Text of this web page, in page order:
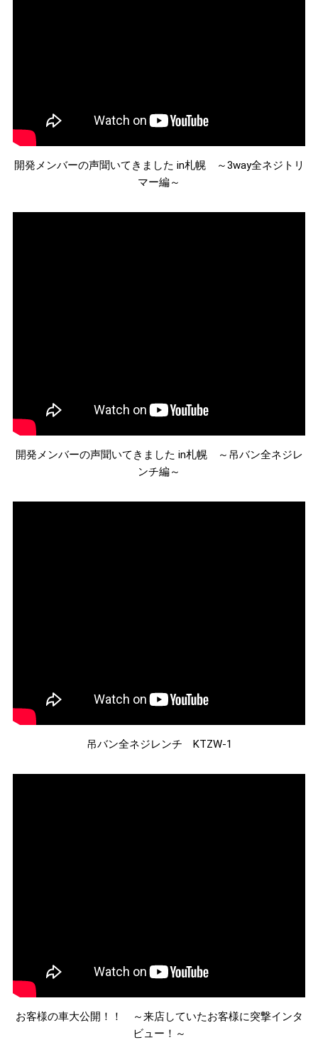
開発メンバーの声聞いてきました in札幌 ～3way全ネジトリ
マー編～
開発メンバーの声聞いてきました in札幌 ～吊バン全ネジレ
ンチ編～
吊バン全ネジレンチ KTZW-1
お客様の車大公開！！ ～来店していたお客様に突撃インタ
ビュー！～